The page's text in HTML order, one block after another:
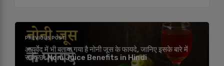
PREVIOUS POST
आयुर्वेद में भी बताया गया है नोनी जूस के फायदे, जानिए इसके बारे में
सबकुछ: Noni Juice Benefits in Hindi